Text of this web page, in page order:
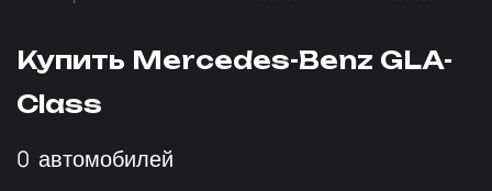
Купить Mercedes-Benz GLA-
Class
0 автомобилей